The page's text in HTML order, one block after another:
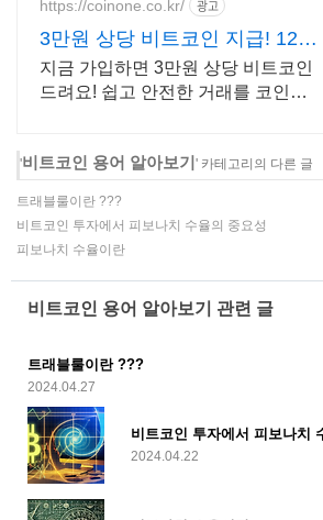
https://coinone.co.kr/ 광고
3만원 상당 비트코인 지급! 12년
무사고 거래소
지금 가입하면 3만원 상당 비트코인
드려요! 쉽고 안전한 거래를 코인원
'비트코인 용어 알아보기 ' 카테고리의 다른 글
트래블룰이란 ???
비트코인 투자에서 피보나치 수율의 중요성
피보나치 수율이란
비트코인 용어 알아보기 관련 글
트래블룰이란 ???
2024.04.27
비트코인 투자에서 피보나치
2024.04.22